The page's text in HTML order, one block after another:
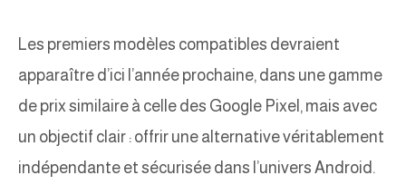
Les premiers modèles compatibles devraient
apparaître d’ici l’année prochaine, dans une gamme
de prix similaire à celle des Google Pixel, mais avec
un objectif clair : offrir une alternative véritablement
indépendante et sécurisée dans l’univers Android.